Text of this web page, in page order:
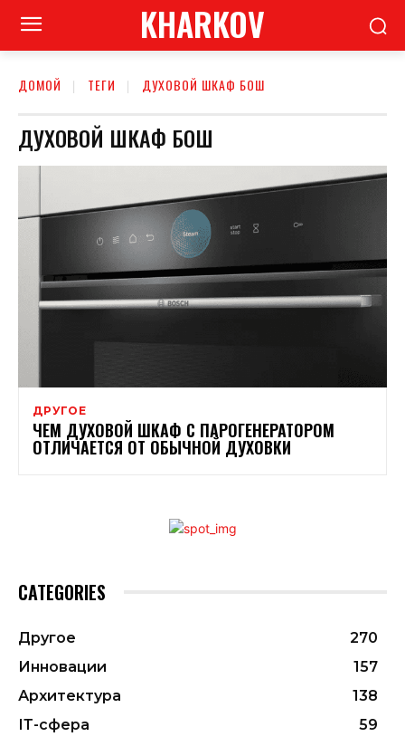
KHARKOV
ДОМОЙ ТЕГИ ДУХОВОЙ ШКАФ БОШ
ДУХОВОЙ ШКАФ БОШ
ДРУГОЕ
ЧЕМ ДУХОВОЙ ШКАФ С ПАРОГЕНЕРАТОРОМ
ОТЛИЧАЕТСЯ ОТ ОБЫЧНОЙ ДУХОВКИ
CATEGORIES
Другое
270
Инновации
157
Архитектура
138
ІТ-сфера
59